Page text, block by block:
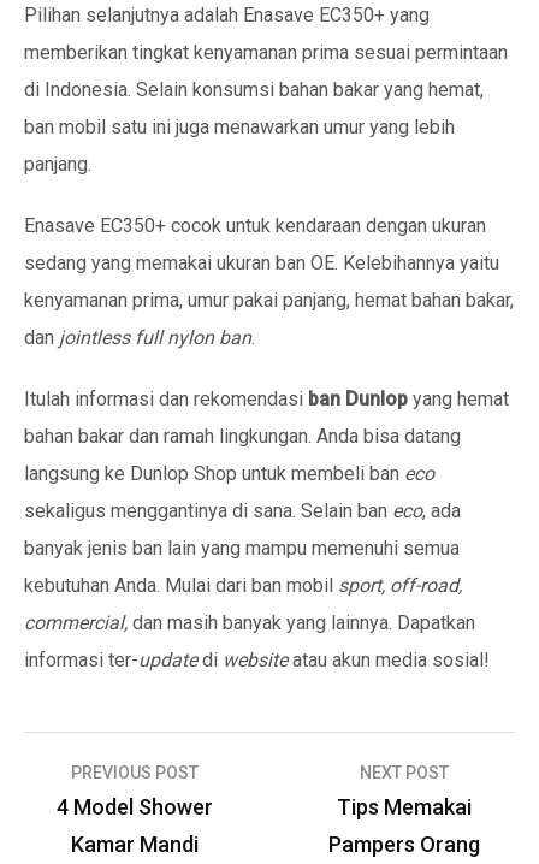
Pilihan selanjutnya adalah Enasave EC350+ yang
memberikan tingkat kenyamanan prima sesuai permintaan
di Indonesia. Selain konsumsi bahan bakar yang hemat,
ban mobil satu ini juga menawarkan umur yang lebih
panjang.
Enasave EC350+ cocok untuk kendaraan dengan ukuran
sedang yang memakai ukuran ban OE. Kelebihannya yaitu
kenyamanan prima, umur pakai panjang, hemat bahan bakar,
dan jointless full nylon ban.
Itulah informasi dan rekomendasi ban Dunlop yang hemat
bahan bakar dan ramah lingkungan. Anda bisa datang
langsung ke Dunlop Shop untuk membeli ban eco
sekaligus menggantinya di sana. Selain ban eco, ada
banyak jenis ban lain yang mampu memenuhi semua
kebutuhan Anda. Mulai dari ban mobil sport, off-road,
commercial, dan masih banyak yang lainnya. Dapatkan
informasi ter-updatedi websiteatau akun media sosial!
Navigasi
pos
PREVIOUS POST
4 Model Shower
Kamar Mandi
NEXT POST
Tips Memakai
Pampers Orang